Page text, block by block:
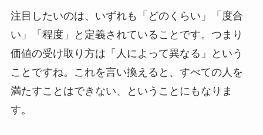
注目したいのは、いずれも「どのくらい」「度合
い」「程度」と定義されていることです。つまり
価値の受け取り方は「人によって異なる」という
ことですね。これを言い換えると、すべての人を
満たすことはできない、ということにもなりま
す。